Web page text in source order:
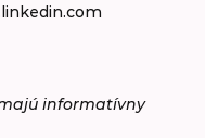
informatívny